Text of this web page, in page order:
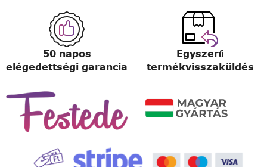
50 napos
elégedettségi garancia
Egyszerű
termékvisszaküldés